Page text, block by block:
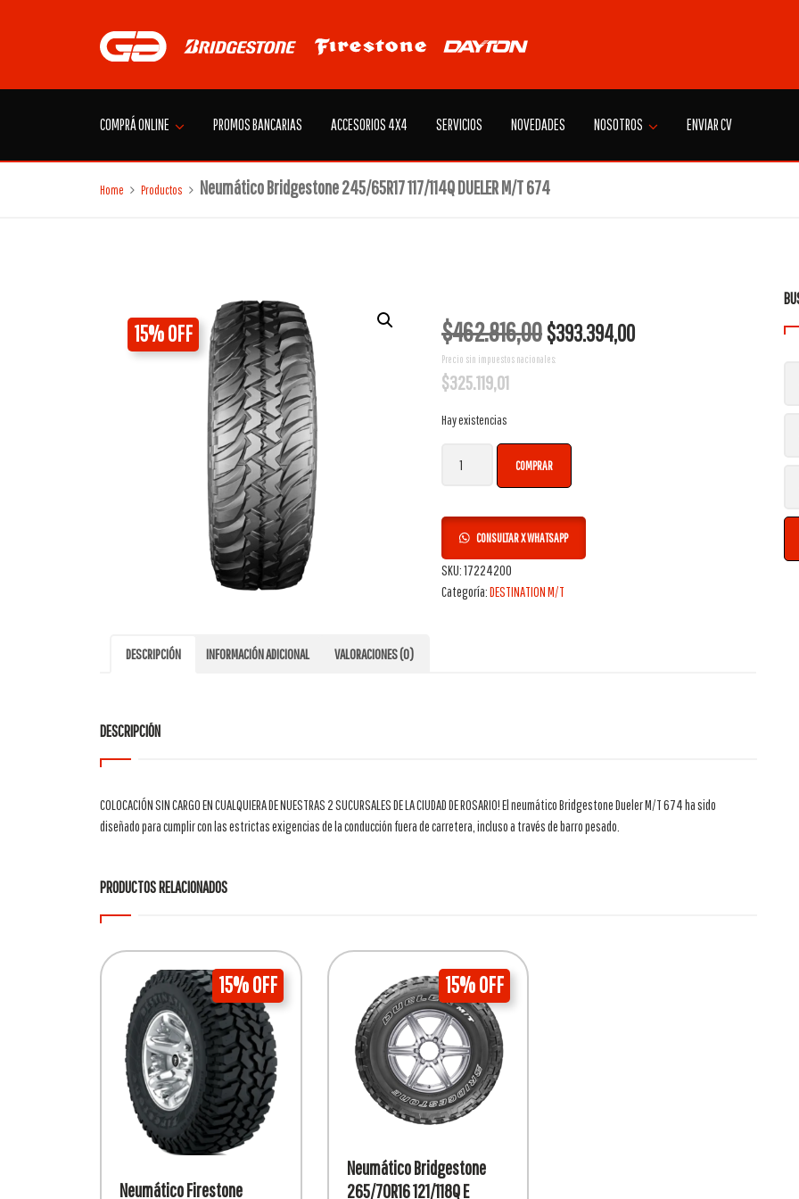
COMPRÁ ONLINE PROMOS BANCARIAS ACCESORIOS 4X4 SERVICIOS NOVEDADES NOSOTROS ENVIAR CV
Home Productos Neumático Bridgestone 245/65R17 117/114Q DUELER M/T 674
15% OFF $462.816,00 El
precio
original
$393.394,00precio
Precio sin impuestos nacionales:
$325.119,01
Hay existencias
Neumático Bridgestone 245/65R17 117/114Q DUELER M/T 674 cantidad
COMPRAR
CONSULTAR X WHATSAPP
SKU:17224200
Categoría:DESTINATION M/T
DESCRIPCIÓN INFORMACIÓN ADICIONAL VALORACIONES (0)
DESCRIPCIÓN
COLOCACIÓN SIN CARGO EN CUALQUIERA DE NUESTRAS 2 SUCURSALES DE LA CIUDAD DE ROSARIO! El neumático Bridgestone Dueler M/T 674 ha sido
diseñado para cumplir con las estrictas exigencias de la conducción fuera de carretera, incluso a través de barro pesado.
PRODUCTOS RELACIONADOS
15% OFF
Neumático Firestone
15% OFF
Neumático Bridgestone
265/70R16 121/118Q E